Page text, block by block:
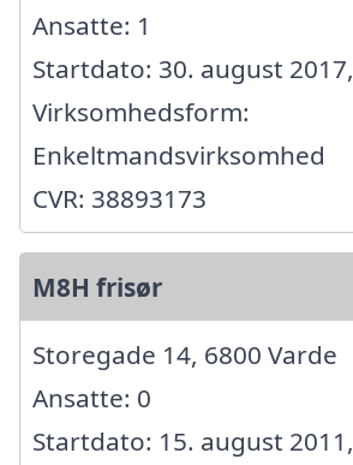
Ansatte: 1
Startdato: 30. august 2017,
Virksomhedsform:
Enkeltmandsvirksomhed
CVR: 38893173
M8H frisør
Storegade 14, 6800 Varde
Ansatte: 0
Startdato: 15. august 2011,